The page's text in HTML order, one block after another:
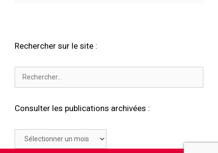
Rechercher sur le site :
Consulter les publications archivées :